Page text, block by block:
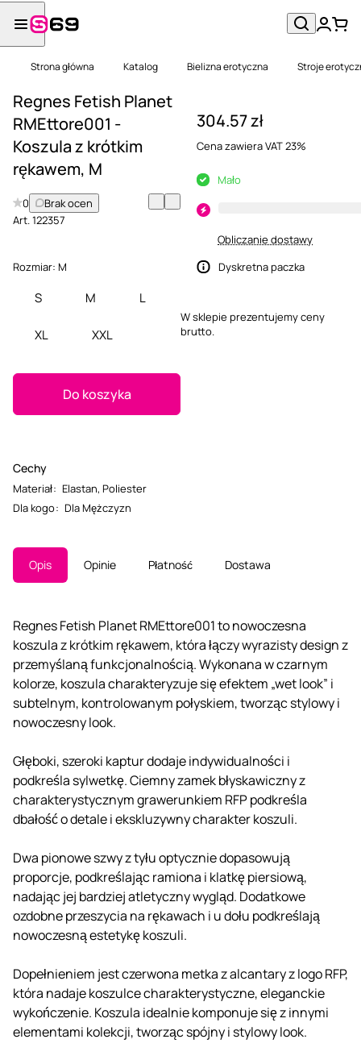
Strona główna Katalog Bielizna erotyczna Stroje
Regnes Fetish Planet
RMEttore001 -
Koszula z krótkim
rękawem, M
0
Brak ocen
Art.122357
Rozmiar: M
S M L
XL XXL
Do koszyka
Cechy
Materiał: Elastan, Poliester
Dla kogo: Dla Mężczyzn
304.57 zł
Cena zawiera VAT 23%
Mało
Obliczanie dostawy
Dyskretna paczka
W sklepie prezentujemy ceny
brutto.
Opis Opinie Płatność Dostawa
Regnes Fetish Planet RMEttore001 to nowoczesna
koszula z krótkim rękawem, która łączy wyrazisty design z
przemyślaną funkcjonalnością. Wykonana w czarnym
kolorze, koszula charakteryzuje się efektem „wet look” i
subtelnym, kontrolowanym połyskiem, tworząc stylowy i
nowoczesny look.
Głęboki, szeroki kaptur dodaje indywidualności i
podkreśla sylwetkę. Ciemny zamek błyskawiczny z
charakterystycznym grawerunkiem RFP podkreśla
dbałość o detale i ekskluzywny charakter koszuli.
Dwa pionowe szwy z tyłu optycznie dopasowują
proporcje, podkreślając ramiona i klatkę piersiową,
nadając jej bardziej atletyczny wygląd. Dodatkowe
ozdobne przeszycia na rękawach i u dołu podkreślają
nowoczesną estetykę koszuli.
Dopełnieniem jest czerwona metka z alcantary z logo RFP,
która nadaje koszulce charakterystyczne, eleganckie
wykończenie. Koszula idealnie komponuje się z innymi
elementami kolekcji, tworząc spójny i stylowy look.